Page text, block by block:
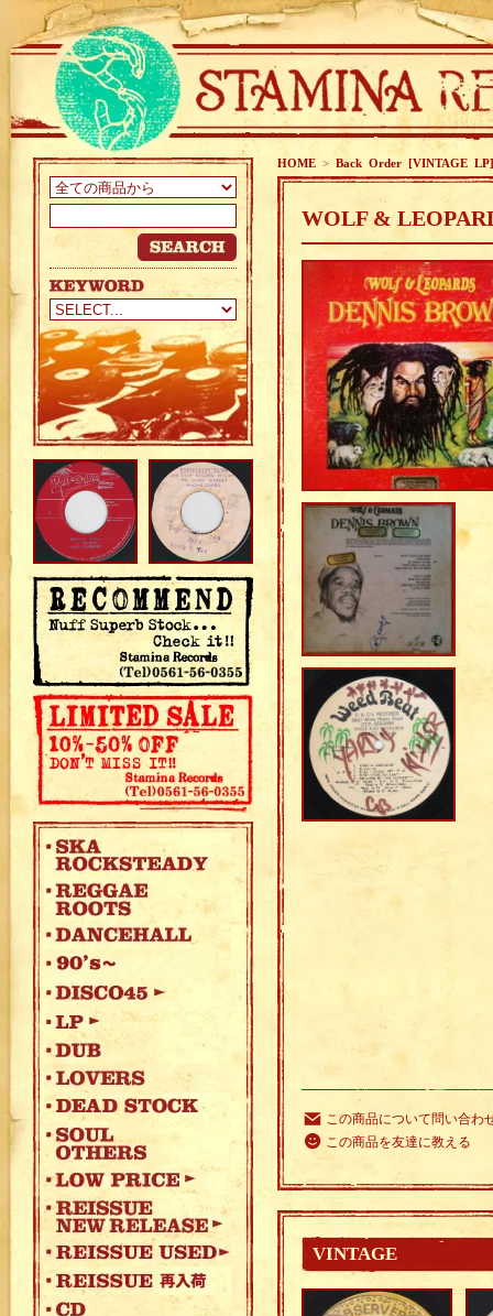
HOME > Back Order [VINTAGE LP]
WOLF &
この商品について問い合わ
この商品を友達に教える
VINTAGE